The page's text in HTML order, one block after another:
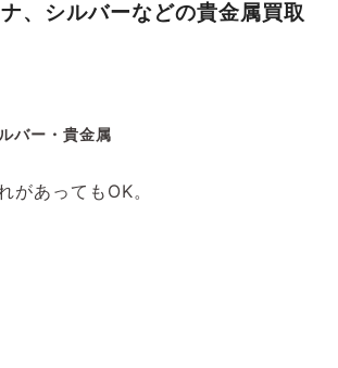
、シルバーなどの貴金属買取
バー・貴金属
があってもOK。